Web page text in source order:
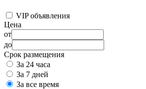
VIP объявления
Цена
от
до
Срок размещения
За 24 часа
За 7 дней
За все время